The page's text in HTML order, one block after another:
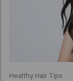
Healthy Hair Tips